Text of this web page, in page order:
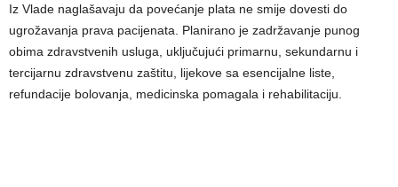
Iz Vlade naglašavaju da povećanje plata ne smije dovesti do
ugrožavanja prava pacijenata. Planirano je zadržavanje punog
obima zdravstvenih usluga, uključujući primarnu, sekundarnu i
tercijarnu zdravstvenu zaštitu, lijekove sa esencijalne liste,
refundacije bolovanja, medicinska pomagala i rehabilitaciju.